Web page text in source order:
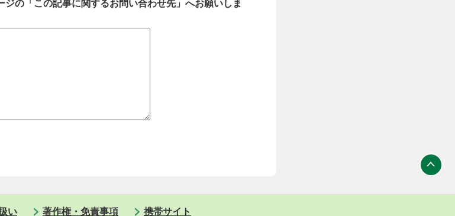
の「この記事に関するお問い合わせ先」へお願いしま
い 著作権・免責事項 携帯サイト